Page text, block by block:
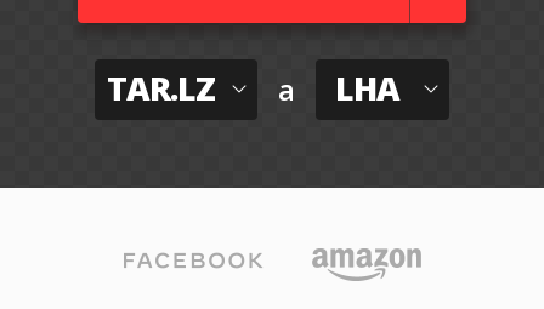
TAR.LZ a LHA